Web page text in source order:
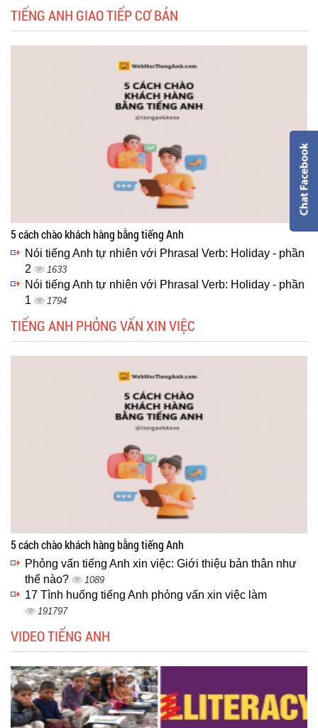
TIẾNG ANH GIAO TIẾP CƠ BẢN
5 cách chào khách hàng bằng tiếng Anh
Nói tiếng Anh tự nhiên với Phrasal Verb: Holiday - phần
2
1633
Nói tiếng Anh tự nhiên với Phrasal Verb: Holiday - phần
1
1794
TIẾNG ANH PHỎNG VẤN XIN VIỆC
5 cách chào khách hàng bằng tiếng Anh
Phỏng vấn tiếng Anh xin việc: Giới thiệu bản thân như
thế nào?
1089
17 Tình huống tiếng Anh phỏng vấn xin việc làm
191797
VIDEO TIẾNG ANH